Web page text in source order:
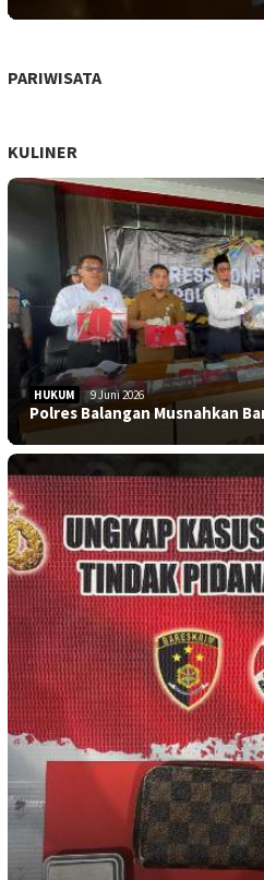
PARIWISATA
KULINER
HUKUM 9 Juni 2026
Polres Balangan Musnahkan